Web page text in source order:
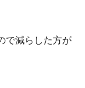
で減らした方が